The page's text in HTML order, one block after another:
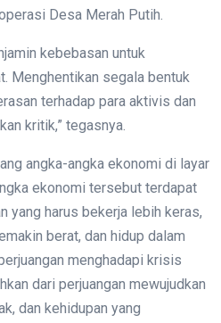
Desa Merah Putih.
kebebasan untuk
Menghentikan segala bentuk
terhadap para aktivis dan
kritik,” tegasnya.
angka-angka ekonomi di layar
ekonomi tersebut terdapat
yang harus bekerja lebih keras,
berat, dan hidup dalam
menghadapi krisis
dari perjuangan mewujudkan
dan kehidupan yang